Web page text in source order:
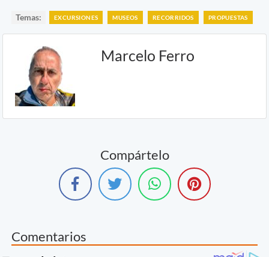
Temas: EXCURSIONES MUSEOS RECORRIDOS PROPUESTAS
Marcelo Ferro
Compártelo
Comentarios